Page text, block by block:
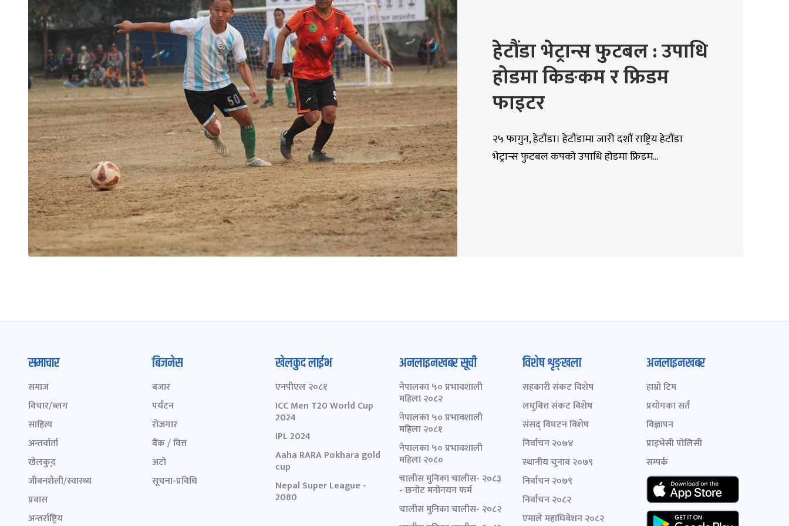
हेटौंडा भेट्रान्स फुटबल : उपाधि
होडमा किङकम र फ्रिडम
फाइटर
२५ फागुन, हेटौंडा। हेटौंडामा जारी दशौं राष्ट्रिय हेटौंडा
भेट्रान्स फुटबल कपको उपाधि होडमा फ्रिडम...
समाचार
समाज
विचार/ब्लग
साहित्य
अन्तर्वार्ता
खेलकुद़़
जीवनशैली/स्वास्थ्य
प्रवास
अन्तर्राष्ट्रिय
बिजनेस
बजार
पर्यटन
रोजगार
बैंक / वित्त
अटो
सूचना-प्रविधि
खेलकुद लाईभ
एनपीएल २०८१
ICC Men T20 World Cup
2024
IPL 2024
Aaha RARA Pokhara gold
cup
Nepal Super League -
2080
अनलाइनखबर सूची
नेपालका ५० प्रभावशाली
महिला २०८२
नेपालका ५० प्रभावशाली
महिला २०८१
नेपालका ५० प्रभावशाली
महिला २०८०
चालीस मुनिका चालीस- २०८३
- छनोट मनोनयन फर्म
चालीस मुनिका चालीस- २०८२
विशेष शृङ्खला
सहकारी संकट विशेष
लघुवित्त संकट विशेष
संसद् विघटन विशेष
निर्वाचन २०७४
स्थानीय चुनाव २०७९
निर्वाचन २०७९
निर्वाचन २०८२
एमाले महाधिवेशन २०८२
अनलाइनखबर
हाम्रो टिम
प्रयोगका सर्त
विज्ञापन
प्राइभेसी पोलिसी
सम्पर्क